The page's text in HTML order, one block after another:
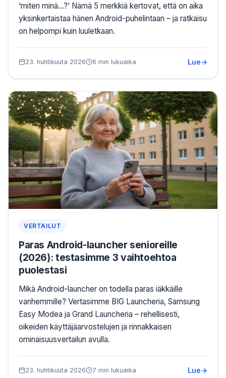
‘miten minä…?’ Nämä 5 merkkiä kertovat, että on aika
yksinkertaistaa hänen Android-puhelintaan – ja ratkaisu
on helpompi kuin luuletkaan.
23. huhtikuuta 2026 6 min lukuaika Lue
VERTAILUT
Paras Android-launcher senioreille
(2026): testasimme 3 vaihtoehtoa
puolestasi
Mikä Android-launcher on todella paras iäkkäille
vanhemmille? Vertasimme BIG Launcheria, Samsung
Easy Modea ja Grand Launcheria – rehellisesti,
oikeiden käyttäjäarvostelujen ja rinnakkaisen
ominaisuusvertailun avulla.
23. huhtikuuta 2026 7 min lukuaika Lue